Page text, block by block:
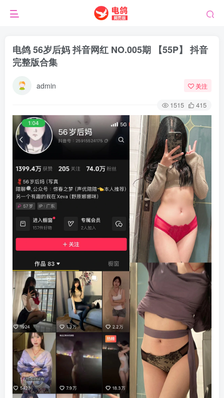
电鸽 56岁后妈 抖音网红 NO.005期 【55P】 抖音
完整版合集
admin 关注
1515 415